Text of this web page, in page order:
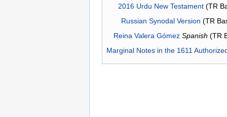
2016 Urdu New Testament(TR
Russian Synodal Version (TR
Reina Valera Gómez Spanish (TR
Marginal Notes in the 1611